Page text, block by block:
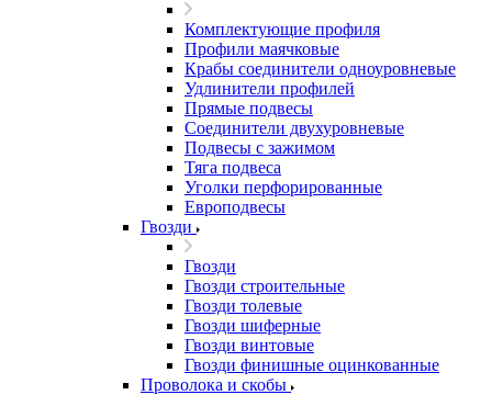
Комплектующие профиля
Профили маячковые
Крабы соединители одноуровневые
Удлинители профилей
Прямые подвесы
Соединители двухуровневые
Подвесы с зажимом
Тяга подвеса
Уголки перфорированные
Европодвесы
Гвозди
Гвозди
Гвозди строительные
Гвозди толевые
Гвозди шиферные
Гвозди винтовые
Гвозди финишные оцинкованные
Проволока и скобы